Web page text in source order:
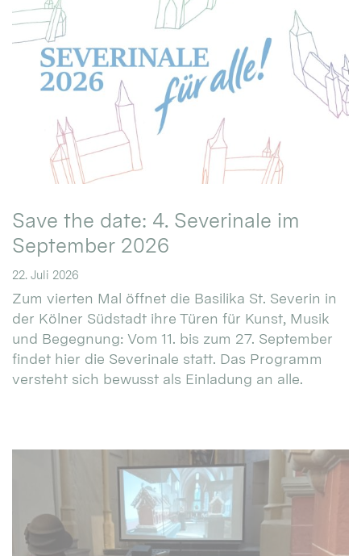
Save the date: 4. Severinale im
September 2026
22. Juli 2026
Zum vierten Mal öffnet die Basilika St. Severin in
der Kölner Südstadt ihre Türen für Kunst, Musik
und Begegnung: Vom 11. bis zum 27. September
findet hier die Severinale statt. Das Programm
versteht sich bewusst als Einladung an alle.